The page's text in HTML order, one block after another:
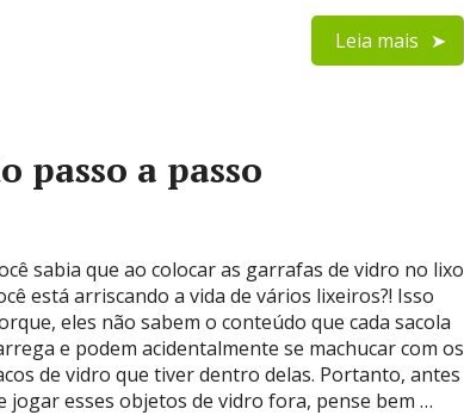
Leia mais
passo a passo
sabia que ao colocar as garrafas de vidro no lixo
está arriscando a vida de vários lixeiros?! Isso
eles não sabem o conteúdo que cada sacola
e podem acidentalmente se machucar com os
de vidro que tiver dentro delas. Portanto, antes
jogar esses objetos de vidro fora, pense bem …